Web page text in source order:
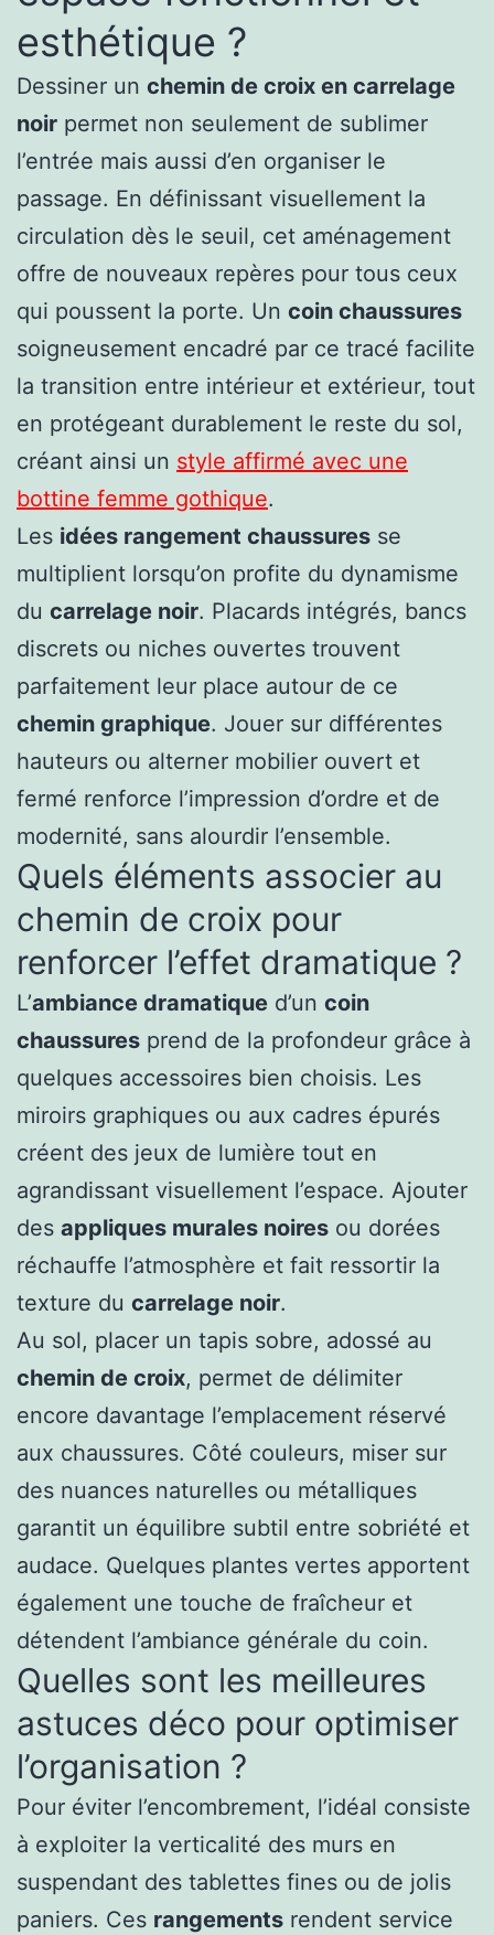
esthétique ?
Dessiner un chemin de croix en carrelage
noir permet non seulement de sublimer
l’entrée mais aussi d’en organiser le
passage. En définissant visuellement la
circulation dès le seuil, cet aménagement
offre de nouveaux repères pour tous ceux
qui poussent la porte. Un coin chaussures
soigneusement encadré par ce tracé facilite
la transition entre intérieur et extérieur, tout
en protégeant durablement le reste du sol,
créant ainsi un style affirmé avec une
bottine femme gothique.
Les idées rangement chaussures se
multiplient lorsqu’on profite du dynamisme
du carrelage noir. Placards intégrés, bancs
discrets ou niches ouvertes trouvent
parfaitement leur place autour de ce
chemin graphique. Jouer sur différentes
hauteurs ou alterner mobilier ouvert et
fermé renforce l’impression d’ordre et de
modernité, sans alourdir l’ensemble.
Quels éléments associer au
chemin de croix pour
renforcer l’effet dramatique ?
L’ambiance dramatique d’un coin
chaussures prend de la profondeur grâce à
quelques accessoires bien choisis. Les
miroirs graphiques ou aux cadres épurés
créent des jeux de lumière tout en
agrandissant visuellement l’espace. Ajouter
des appliques murales noires ou dorées
réchauffe l’atmosphère et fait ressortir la
texture du carrelage noir.
Au sol, placer un tapis sobre, adossé au
chemin de croix, permet de délimiter
encore davantage l’emplacement réservé
aux chaussures. Côté couleurs, miser sur
des nuances naturelles ou métalliques
garantit un équilibre subtil entre sobriété et
audace. Quelques plantes vertes apportent
également une touche de fraîcheur et
détendent l’ambiance générale du coin.
Quelles sont les meilleures
astuces déco pour optimiser
l’organisation ?
Pour éviter l’encombrement, l’idéal consiste
à exploiter la verticalité des murs en
suspendant des tablettes fines ou de jolis
paniers. Ces rangements rendent service